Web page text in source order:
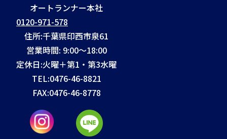
オートランナー本社
0120-971-578
住所:千葉県印西市泉61
営業時間: 9:00～18:00
定休日:火曜＋第1・第3水曜
TEL:0476-46-8821
FAX:0476-46-8778